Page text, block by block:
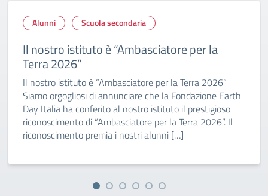
Alunni Scuola secondaria
Il nostro istituto è “Ambasciatore per la
Terra 2026”
Il nostro istituto è “Ambasciatore per la Terra 2026”
Siamo orgogliosi di annunciare che la Fondazione Earth
Day Italia ha conferito al nostro istituto il prestigioso
riconoscimento di “Ambasciatore per la Terra 2026”. Il
riconoscimento premia i nostri alunni […]